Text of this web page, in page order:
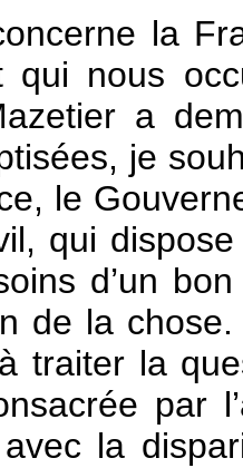
la
qui nous
a
je
le
qui
d’un
de la
traiter la
par
la